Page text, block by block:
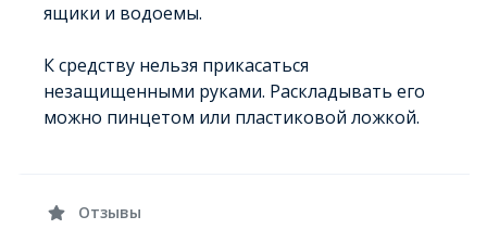
ящики и водоемы.
К средству нельзя прикасаться
незащищенными руками. Раскладывать его
можно пинцетом или пластиковой ложкой.
Отзывы